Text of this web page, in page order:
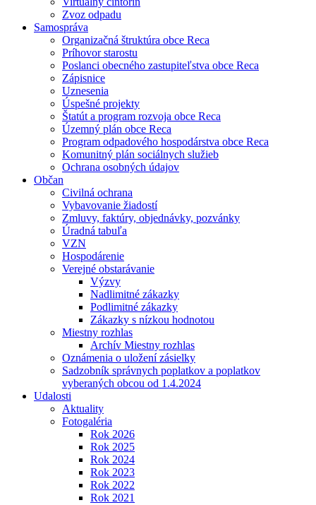
Zvoz odpadu
Samospráva
Organizačná štruktúra obce Reca
Príhovor starostu
Poslanci obecného zastupiteľstva obce Reca
Zápisnice
Uznesenia
Úspešné projekty
Štatút a program rozvoja obce Reca
Územný plán obce Reca
Program odpadového hospodárstva obce Reca
Komunitný plán sociálnych služieb
Ochrana osobných údajov
Občan
Civilná ochrana
Vybavovanie žiadostí
Zmluvy, faktúry, objednávky, pozvánky
Úradná tabuľa
VZN
Hospodárenie
Verejné obstarávanie
Výzvy
Nadlimitné zákazky
Podlimitné zákazky
Zákazky s nízkou hodnotou
Miestny rozhlas
Archív Miestny rozhlas
Oznámenia o uložení zásielky
Sadzobník správnych poplatkov a poplatkov
vyberaných obcou od 1.4.2024
Udalosti
Aktuality
Fotogaléria
Rok 2026
Rok 2025
Rok 2024
Rok 2023
Rok 2022
Rok 2021